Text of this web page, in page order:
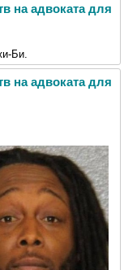
на адвоката для
Би.
на адвоката для